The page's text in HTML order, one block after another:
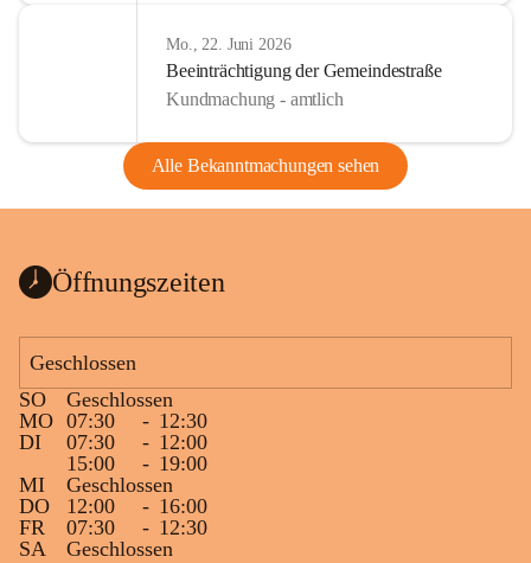
Mo., 22. Juni 2026
Beeinträchtigung der Gemeindestraße
Kundmachung - amtlich
Alle Bekanntmachungen sehen
Öffnungszeiten
Geschlossen
SO
Geschlossen
MO 07:30 - 12:30
DI
07:30 - 12:00
15:00
- 19:00
MI
Geschlossen
DO
12:00 - 16:00
FR
07:30 - 12:30
SA
Geschlossen